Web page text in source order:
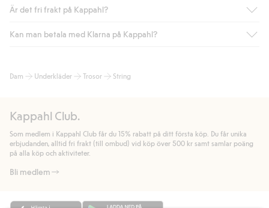
Är det fri frakt på Kappahl?
Är du medlem i Kappahl Club har du alltid gratis frakt till butik
automatik efter du loggat in och identifierats som medlem.
handlar för.
Läs mer
Kan man betala med Klarna på Kappahl?
bland annat faktura och swish men även andra betalningssätt.
allmänna villkor.
Läs mer
Dam Underkläder Trosor String
Kappahl Club.
Som medlem i Kappahl Club får du 15% rabatt på ditt första köp. Du får unika
erbjudanden, alltid fri frakt (till ombud) vid köp över 500 kr samt samlar poäng
på alla köp och aktiviteter.
Bli medlem